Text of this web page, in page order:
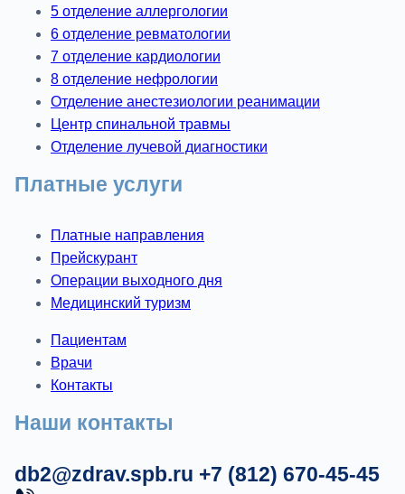
5 отделение аллергологии
6 отделение ревматологии
7 отделение кардиологии
8 отделение нефрологии
Отделение анестезиологии реанимации
Центр спинальной травмы
Отделение лучевой диагностики
Платные услуги
Платные направления
Прейскурант
Операции выходного дня
Медицинский туризм
Пациентам
Врачи
Контакты
Наши контакты
db2@zdrav.spb.ru +7 (812) 670-45-45